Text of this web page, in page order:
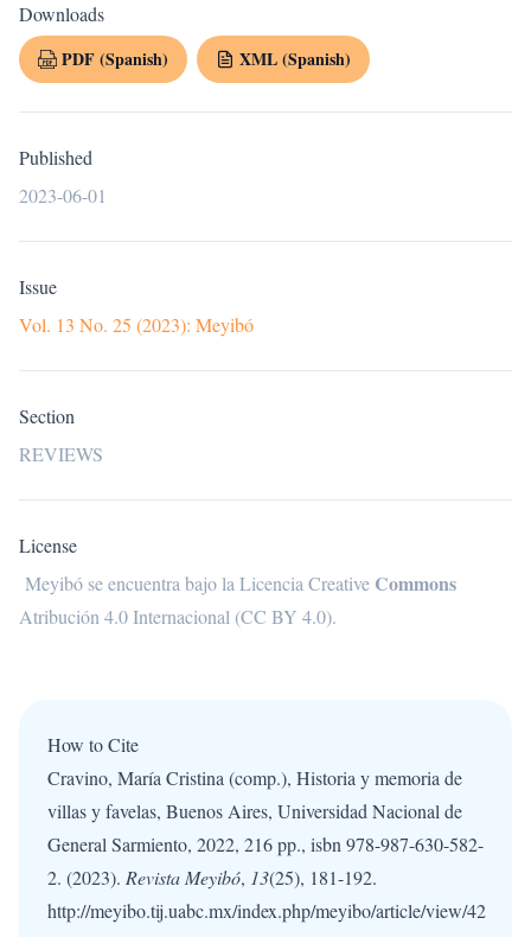
Downloads
PDF (Spanish)
XML (Spanish)
Published
2023-06-01
Issue
Vol. 13 No. 25 (2023): Meyibó
Section
REVIEWS
License
Meyibó se encuentra bajo la Licencia Creative Commons
Atribución 4.0 Internacional (CC BY 4.0).
How to Cite
Cravino, María Cristina (comp.), Historia y memoria de
villas y favelas, Buenos Aires, Universidad Nacional de
General Sarmiento, 2022, 216 pp., isbn 978-987-630-582-
2. (2023). Revista Meyibó, 13(25), 181-192.
http://meyibo.tij.uabc.mx/index.php/meyibo/article/view/42